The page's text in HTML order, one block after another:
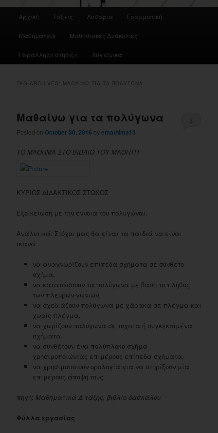
Αρχική Τάξεις Λυσάρια Γραμματική
Μαθηματικά Μαθησιακές Δυσκολίες
Παράλληλη στήριξη Λογισμικά
TAG ARCHIVES: ΜΑΘΑΊΝΩ ΓΙΑ ΤΑ ΠΟΛΎΓΩΝΑ
Μαθαίνω για τα πολύγωνα
Posted onOctober 30, 2016 byemathima13
3
ΤΟ ΜΑΘΗΜΑ ΣΤΟ ΒΙΒΛΙΟ ΤΟΥ ΜΑΘΗΤΗ
ΚΥΡΙΟΣ ΔΙΔΑΚΤΙΚΟΣ ΣΤΟΧΟΣ
Εξοικείωση με την έννοια του πολυγώνου.
Αναλυτικά: Στόχοι μας θα είναι τα παιδιά να είναι
ικανά :
να αναγνωρίζουν επίπεδα σχήματα σε σύνθετο
σχήμα,
να κατατάσσουν τα πολύγωνα με βάση το πλήθος
των πλευρών-γωνιών,
να σχεδιάζουν πολύγωνα με χάρακα σε πλέγμα και
χωρίς πλέγμα,
να χωρίζουν πολύγωνα σε τυχαία ή συγκεκριμένα
σχήματα,
να συνθέτουν ένα πολύπλοκο σχήμα
χρησιμοποιώντας επιμέρους επίπεδα σχήματα,
να χρησιμοποιούν ορολογία για να στηρίξουν μία
επιμέρους άποψή τους
πηγή:Μαθηματικά Δ τάξης, βιβλίο δασκάλου
Φύλλα εργασίας